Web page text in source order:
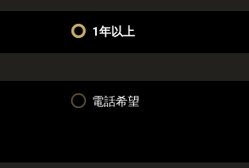
1年以上
電話希望